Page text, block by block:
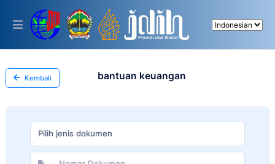
This
includes
accessibility
system.
Kembali bantuan keuangan
Pilih jenis dokumen